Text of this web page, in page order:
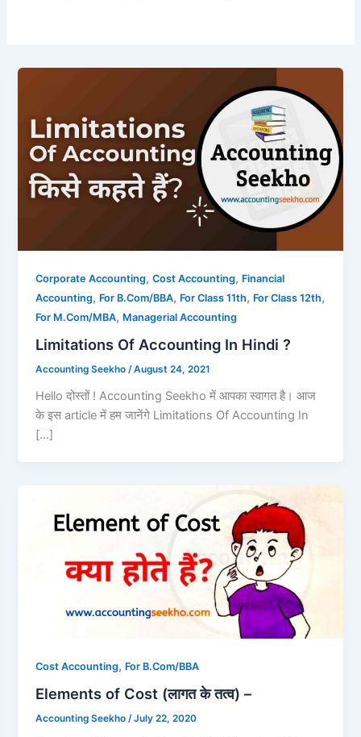
Corporate Accounting,Cost Accounting, Financial
Accounting, For B.Com/BBA, For Class 11th, For Class 12th,
For M.Com/MBA, Managerial Accounting
Limitations Of Accounting In Hindi ?
Accounting Seekho/August 24, 2021
Hello दोस्तों ! Accounting Seekho में आपका स्वागत है। आज
के इस article में हम जानेंगे Limitations Of Accounting In
[…]
Cost Accounting, For B.Com/BBA
Elements of Cost (लागत के तत्व) –
Accounting Seekho/July 22, 2020